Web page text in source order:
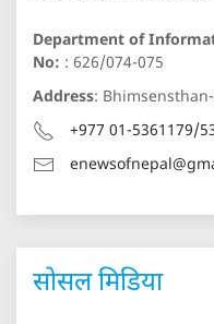
Department of
No: : 626/074-075
Address:
+977 01-5361179/
सोसल मिडिया